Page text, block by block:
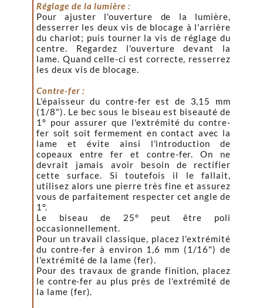
Réglage de la lumière :
Pour ajuster l'ouverture de la lumière,
desserrer les deux vis de blocage à l'arrière
du chariot; puis tourner la vis de réglage du
centre. Regardez l'ouverture devant la
lame. Quand celle-ci est correcte, resserrez
les deux vis de blocage.
Contre-fer :
L'épaisseur du contre-fer est de 3,15 mm
(1/8"). Le bec sous le biseau est biseauté de
1° pour assurer que l'extrémité du contre-
fer soit soit fermement en contact avec la
lame et évite ainsi l'introduction de
copeaux entre fer et contre-fer. On ne
devrait jamais avoir besoin de rectifier
cette surface. Si toutefois il le fallait,
utilisez alors une pierre très fine et assurez
vous de parfaitement respecter cet angle de
1°.
Le biseau de 25° peut être poli
occasionnellement.
Pour un travail classique, placez l'extrémité
du contre-fer à environ 1,6 mm (1/16") de
l'extrémité de la lame (fer).
Pour des travaux de grande finition, placez
le contre-fer au plus près de l'extrémité de
la lame (fer).